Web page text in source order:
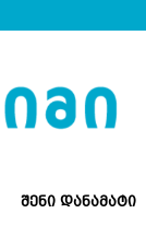
ᲨᲔᲜᲘ ᲓᲐᲜᲐᲛᲐᲢᲘ